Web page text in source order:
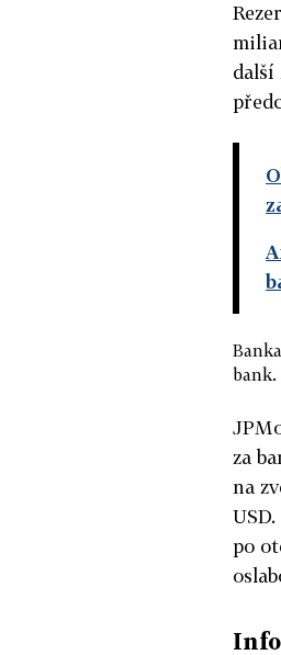
další
bank.
za
na
po